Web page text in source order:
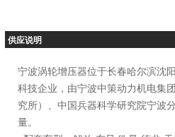
供应说明
宁波涡轮增压器位于长春哈尔滨沈
科技企业，由宁波中策动力机电集
究所）、中国兵器科学研究院宁波
量。